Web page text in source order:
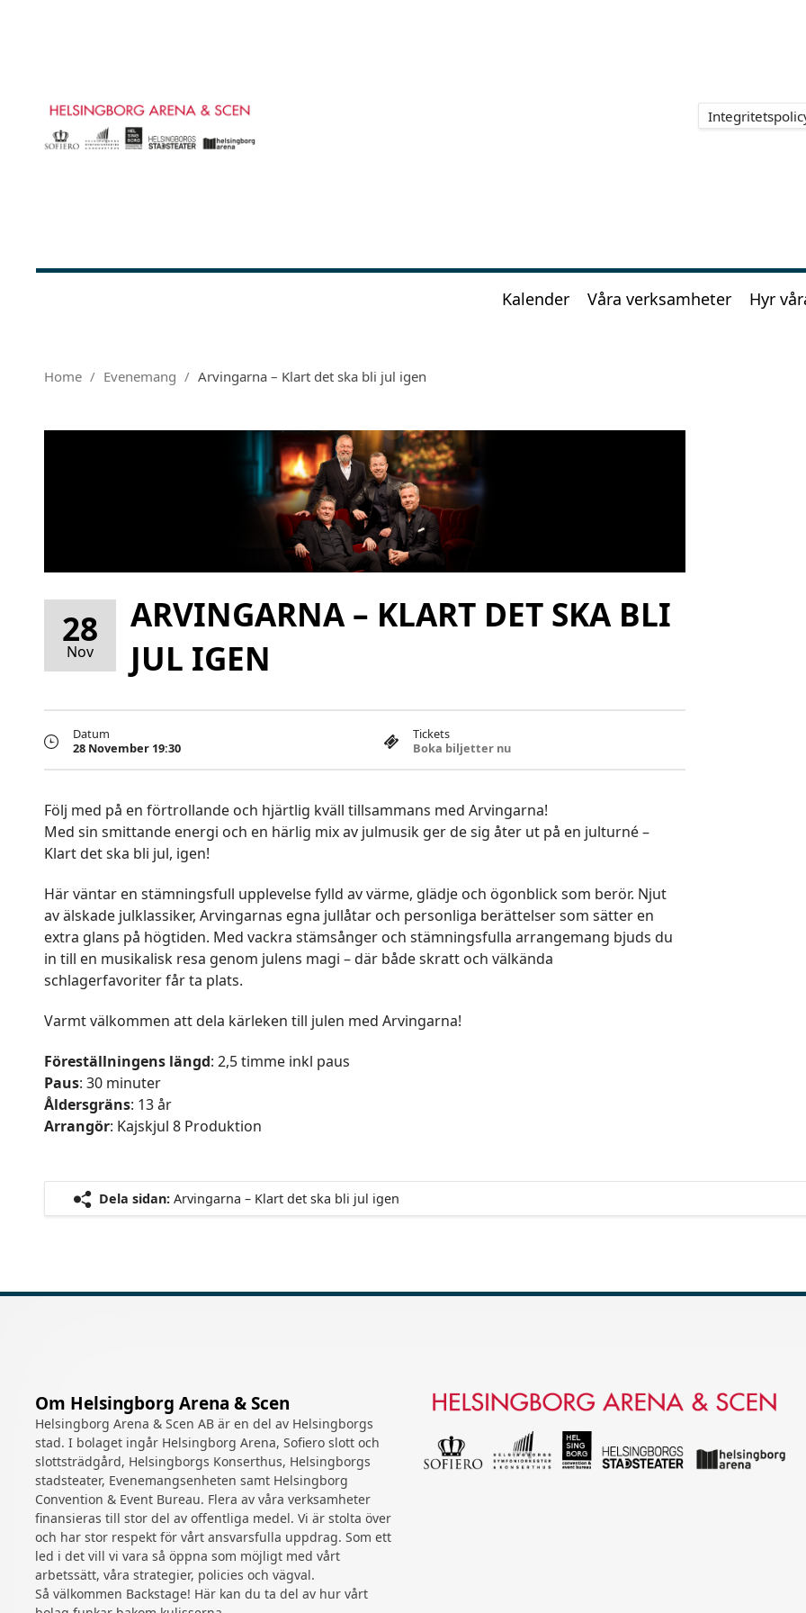
Kalender Våra verksamheter Hyr
Home Evenemang Arvingarna – Klart det ska bli jul igen
28
Nov
ARVINGARNA – KLART DET SKA BLI
JUL IGEN
Datum
28 November 19:30
Tickets
Boka biljetter nu
Följ med på en förtrollande och hjärtlig kväll tillsammans med Arvingarna!
Med sin smittande energi och en härlig mix av julmusik ger de sig åter ut på en julturné –
Klart det ska bli jul, igen!
Här väntar en stämningsfull upplevelse fylld av värme, glädje och ögonblick som berör. Njut
av älskade julklassiker, Arvingarnas egna jullåtar och personliga berättelser som sätter en
extra glans på högtiden. Med vackra stämsånger och stämningsfulla arrangemang bjuds du
in till en musikalisk resa genom julens magi – där både skratt och välkända
schlagerfavoriter får ta plats.
Varmt välkommen att dela kärleken till julen med Arvingarna!
Föreställningens längd: 2,5 timme inkl paus
Paus: 30 minuter
Åldersgräns: 13 år
Arrangör: Kajskjul 8 Produktion
Dela sidan: Arvingarna – Klart det ska bli jul igen
Om Helsingborg Arena & Scen
Helsingborg Arena & Scen AB är en del av Helsingborgs
stad. I bolaget ingår Helsingborg Arena, Sofiero slott och
slottsträdgård, Helsingborgs Konserthus, Helsingborgs
stadsteater, Evenemangsenheten samt Helsingborg
Convention & Event Bureau. Flera av våra verksamheter
finansieras till stor del av offentliga medel. Vi är stolta över
och har stor respekt för vårt ansvarsfulla uppdrag. Som ett
led i det vill vi vara så öppna som möjligt med vårt
arbetssätt, våra strategier, policies och vägval.
Så välkommen Backstage! Här kan du ta del av hur vårt